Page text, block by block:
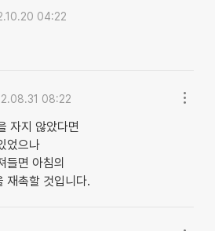
04:22
08:22
자지 않았다면
었으나
들면 아침의
재촉할 것입니다.